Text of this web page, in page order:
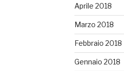
Aprile 2018
Marzo 2018
Febbraio 2018
Gennaio 2018